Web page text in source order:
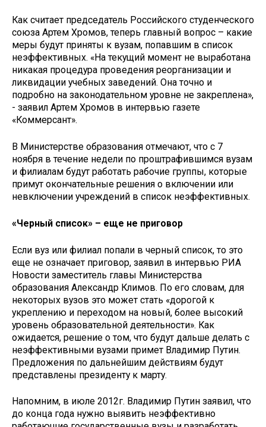
Как считает председатель Российского студенческого
союза Артем Хромов, теперь главный вопрос – какие
меры будут приняты к вузам, попавшим в список
неэффективных. «На текущий момент не выработана
никакая процедура проведения реорганизации и
ликвидации учебных заведений. Она точно и
подробно на законодательном уровне не закреплена»,
- заявил Артем Хромов в интервью газете
«Коммерсант».
В Министерстве образования отмечают, что с 7
ноября в течение недели по проштрафившимся вузам
и филиалам будут работать рабочие группы, которые
примут окончательные решения о включении или
невключении учреждений в список неэффективных.
«Черный список» – еще не приговор
Если вуз или филиал попали в черный список, то это
еще не означает приговор, заявил в интервью РИА
Новости заместитель главы Министерства
образования Александр Климов. По его словам, для
некоторых вузов это может стать «дорогой к
укреплению и переходом на новый, более высокий
уровень образовательной деятельности». Как
ожидается, решение о том, что будут дальше делать с
неэффективными вузами примет Владимир Путин.
Предложения по дальнейшим действиям будут
представлены президенту к марту.
Напомним, в июле 2012г. Владимир Путин заявил, что
до конца года нужно выявить неэффективно